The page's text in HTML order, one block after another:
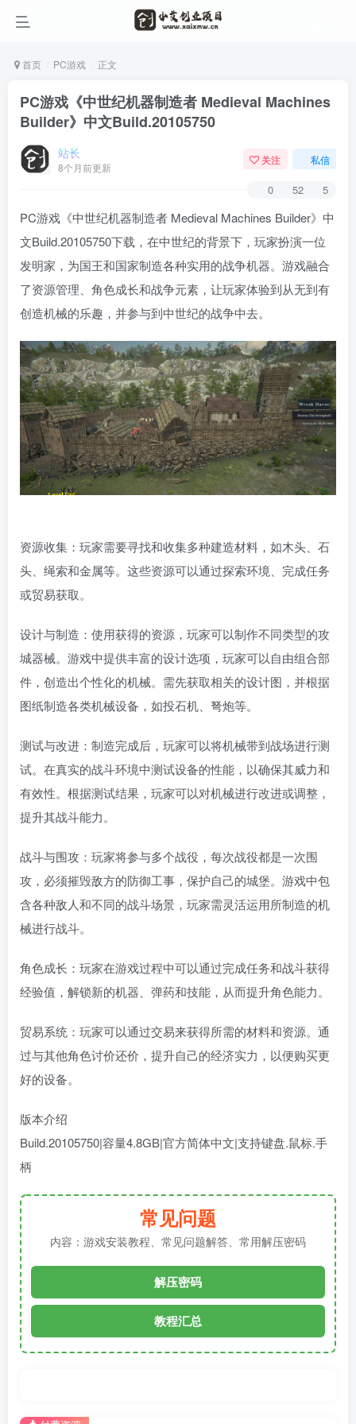
首页 PC游戏 正文
PC游戏《中世纪机器制造者 Medieval Machines
Builder》中文Build.20105750
站长
8个月前更新
关注 私信
0 52 5
PC游戏《中世纪机器制造者 Medieval Machines Builder》中
文Build.20105750下载，在中世纪的背景下，玩家扮演一位
发明家，为国王和国家制造各种实用的战争机器。游戏融合
了资源管理、角色成长和战争元素，让玩家体验到从无到有
创造机械的乐趣，并参与到中世纪的战争中去。
资源收集：玩家需要寻找和收集多种建造材料，如木头、石
头、绳索和金属等。这些资源可以通过探索环境、完成任务
或贸易获取。
设计与制造：使用获得的资源，玩家可以制作不同类型的攻
城器械。游戏中提供丰富的设计选项，玩家可以自由组合部
件，创造出个性化的机械。需先获取相关的设计图，并根据
图纸制造各类机械设备，如投石机、弩炮等。
测试与改进：制造完成后，玩家可以将机械带到战场进行测
试。在真实的战斗环境中测试设备的性能，以确保其威力和
有效性。根据测试结果，玩家可以对机械进行改进或调整，
提升其战斗能力。
战斗与围攻：玩家将参与多个战役，每次战役都是一次围
攻，必须摧毁敌方的防御工事，保护自己的城堡。游戏中包
含各种敌人和不同的战斗场景，玩家需灵活运用所制造的机
械进行战斗。
角色成长：玩家在游戏过程中可以通过完成任务和战斗获得
经验值，解锁新的机器、弹药和技能，从而提升角色能力。
贸易系统：玩家可以通过交易来获得所需的材料和资源。通
过与其他角色讨价还价，提升自己的经济实力，以便购买更
好的设备。
版本介绍
Build.20105750|容量4.8GB|官方简体中文|支持键盘.鼠标.手
柄
常见问题
内容：游戏安装教程、常见问题解答、常用解压密码
解压密码
教程汇总